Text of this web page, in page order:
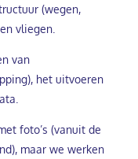
(wegen,
vliegen.
van
het uitvoeren
foto’s (vanuit de
maar we werken